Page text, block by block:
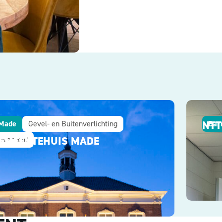
Gevel- en Buitenverlichting
MADE